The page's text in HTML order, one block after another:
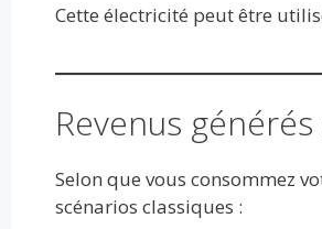
Cette électricité peut être
Revenus
Selon que vous consommez
scénarios classiques :